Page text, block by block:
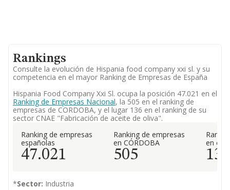
Rankings
Consulte la evolución de Hispania food company xxi sl. y su
competencia en el mayor Ranking de Empresas de España
Hispania Food Company Xxi Sl. ocupa la posición 47.021 en el
Ranking de Empresas Nacional, la 505 en el ranking de
empresas de CORDOBA, y el lugar 136 en el ranking de su
sector CNAE "Fabricación de aceite de oliva".
Ranking de empresas
españolas
47.021
Ranking de empresas
en CÓRDOBA
505
en el
136
*Sector: Industria